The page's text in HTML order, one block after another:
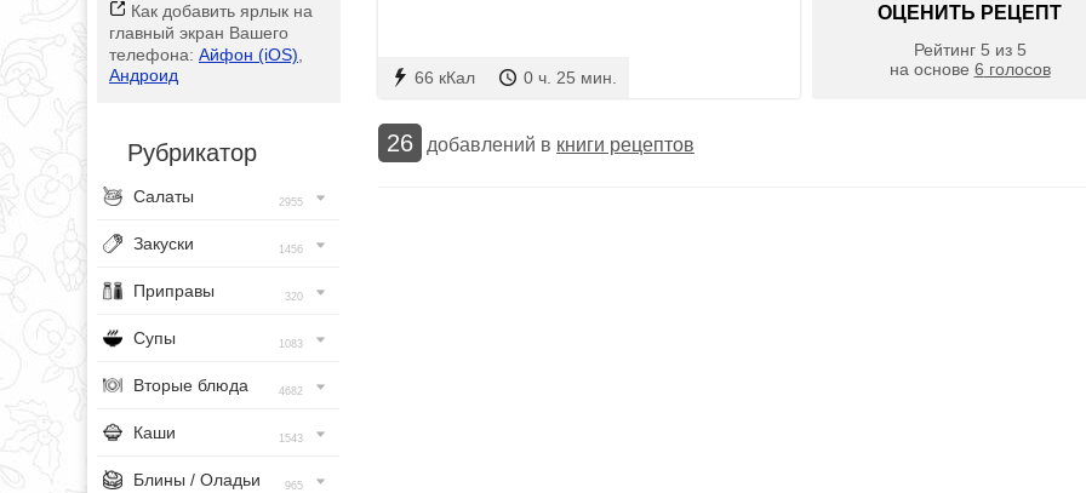
Как добавить ярлык на
главный экран Вашего
телефона: Айфон (iOS)
Андроид
Рубрикатор
Салаты 2955
Закуски 1456
Приправы 320
Супы 1083
Вторые блюда 4682
Каши 1543
Блины / Оладьи 965
66 кКал 0 ч. 25 мин.
ОЦЕНИТЬ РЕЦЕПТ
Рейтинг 5 из 5
на основе 6 голосов
26 добавлений в книги рецептов